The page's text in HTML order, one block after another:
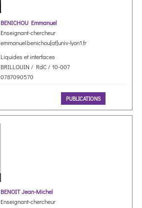
BENICHOU Emmanuel
Enseignant-chercheur
emmanuel.benichou[at]univ-lyon1.fr
Liquides et interfaces
BRILLOUIN / RdC / 10-007
0787090570
PUBLICATIONS
BENOIT Jean-Michel
Enseignant-chercheur